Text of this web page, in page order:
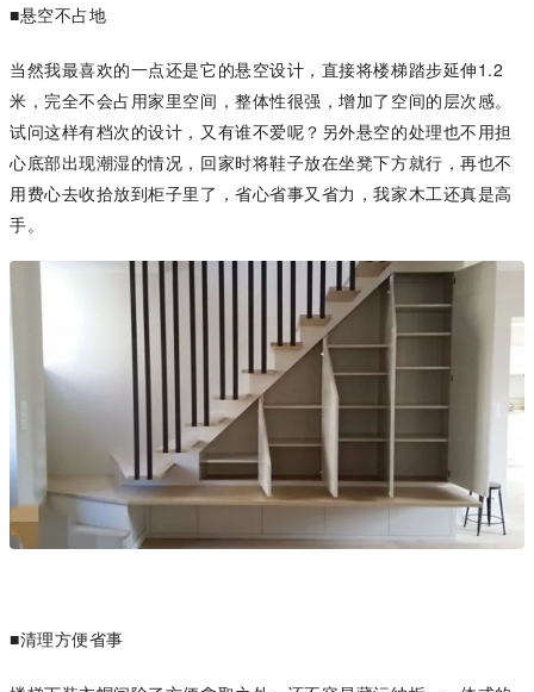
■悬空不占地
当然我最喜欢的一点还是它的悬空设计，直接将楼梯踏步延伸1.2
米，完全不会占用家里空间，整体性很强，增加了空间的层次感。
试问这样有档次的设计，又有谁不爱呢？另外悬空的处理也不用担
心底部出现潮湿的情况，回家时将鞋子放在坐凳下方就行，再也不
用费心去收拾放到柜子里了，省心省事又省力，我家木工还真是高
手。
■清理方便省事